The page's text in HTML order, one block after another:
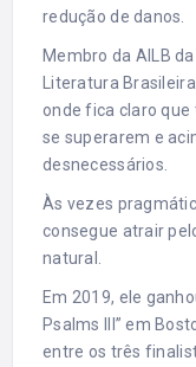
redução de danos.
Membro da AILB
Literatura
onde fica claro
se superarem e
desnecessários.
Às vezes
consegue atrair
natural.
Em 2019, ele
Psalms III” em
entre os três